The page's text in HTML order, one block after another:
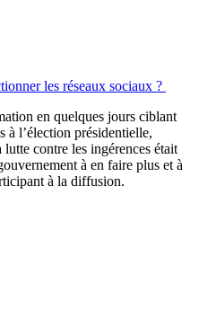
les réseaux sociaux ?
en quelques jours ciblant
à l’élection présidentielle,
contre les ingérences était
à en faire plus et à
à la diffusion.